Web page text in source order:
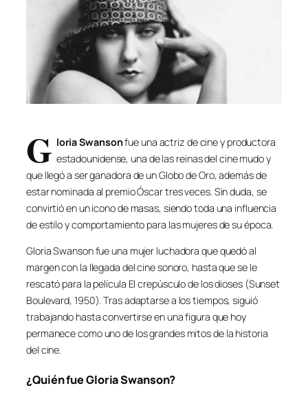
G loria Swansonfue una actriz de cine y productora
estadounidense, una de las reinas del cine mudo y
que llegó a ser ganadora de un Globo de Oro, además de
estar nominada al premio Óscar tres veces. Sin duda, se
convirtió en un icono de masas, siendo toda una influencia
de estilo y comportamiento para las mujeres de su época.
Gloria Swanson fue una mujer luchadora que quedó al
margen con la llegada del cine sonoro, hasta que se le
rescató para la película El crepúsculo de los dioses (Sunset
Boulevard, 1950). Tras adaptarse a los tiempos, siguió
trabajando hasta convertirse en una figura que hoy
permanece como uno de los grandes mitos de la historia
del cine.
¿Quién fue Gloria Swanson?